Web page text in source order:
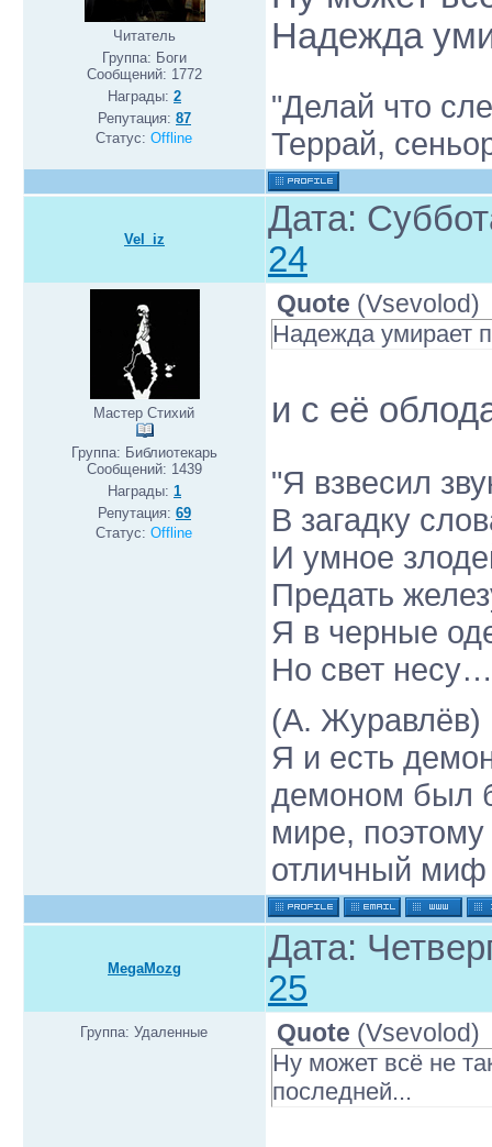
Читатель
Группа: Боги
Сообщений: 1772
Награды: 2
Репутация: 87
Статус:Offline
Надежда
"Делай что
Террай,
Vel_iz
Дата:
24
Мастер Стихий
Группа: Библиотекарь
Сообщений: 1439
Награды: 1
Репутация: 69
Статус:Offline
Quote (Vsevolod)
Надежда умирает
и с её
"Я взвесил
В загадку
И умное
Предать
Я в черные
Но свет
(А. Журавлёв)
Я и есть
демоном был
мире,
отличный миф
MegaMozg
Дата:
25
Группа: Удаленные Quote (Vsevolod)
Ну может всё не
последней...